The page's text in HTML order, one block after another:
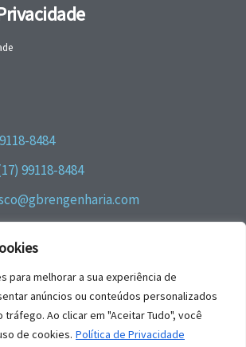
para melhorar a sua experiência de
anúncios ou conteúdos personalizados
tráfego. Ao clicar em "Aceitar Tudo", você
de cookies. Política de Privacidade
8484
99118-8484
Ilha Solteira – SP
2026.Todos os direitos reservados.